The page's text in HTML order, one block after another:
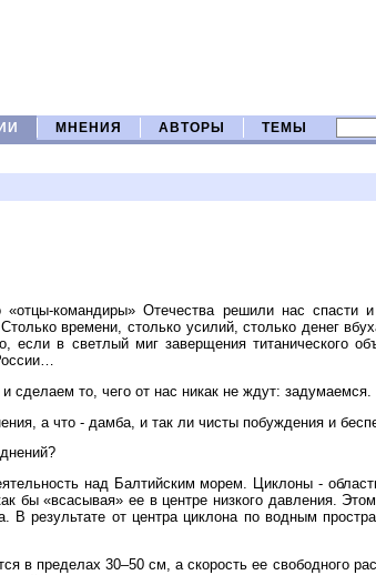
МНЕНИЯ АВТОРЫ ТЕМЫ
командиры» Отечества решили нас спасти и
времени, столько усилий, столько денег
если в светлый миг заверщения титанического
то, чего от нас никак не ждут: задумаемся.
а что - дамба, и так ли чисты побуждения и
над Балтийским морем. Циклоны -
бы «всасывая» ее в центре низкого давления.
В результате от центра циклона по водным
в пределах 30–50 см, а скорость ее свободного